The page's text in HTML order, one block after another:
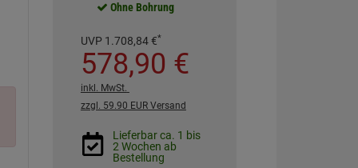
Ohne Bohrung
UVP 1.708,84€*
578,90 €
inkl. MwSt.
zzgl. 59.90 EUR Versand
Lieferbar ca. 1 bis
2 Wochen ab
Bestellung